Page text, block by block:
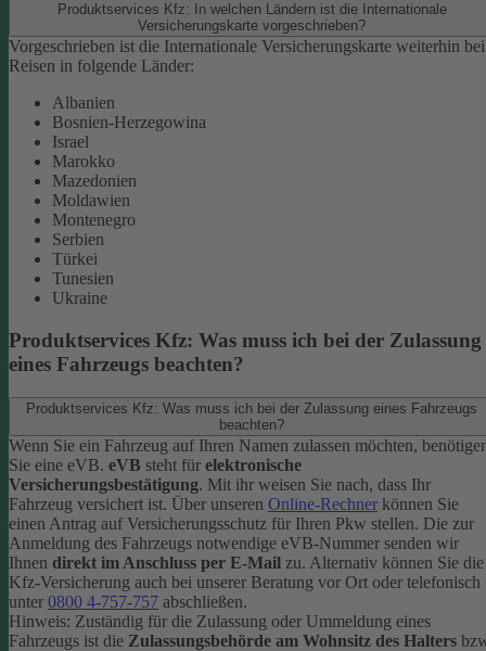
Produktservices Kfz: In welchen Ländern ist die Internationale
Versicherungskarte vorgeschrieben?
Vorgeschrieben ist die Internationale Versicherungskarte weiterhin bei
Reisen in folgende Länder:
Albanien
Bosnien-Herzegowina
Israel
Marokko
Mazedonien
Moldawien
Montenegro
Serbien
Türkei
Tunesien
Ukraine
Produktservices Kfz: Was muss ich bei der Zulassung
eines Fahrzeugs beachten?
Produktservices Kfz: Was muss ich bei der Zulassung eines Fahrzeugs
beachten?
Wenn Sie ein Fahrzeug auf Ihren Namen zulassen möchten,
Sie eine eVB. eVB steht für elektronische
Versicherungsbestätigung. Mit ihr weisen Sie nach, dass Ihr
Fahrzeug versichert ist. Über unseren Online-Rechner können Sie
einen Antrag auf Versicherungsschutz für Ihren Pkw stellen. Die zur
Anmeldung des Fahrzeugs notwendige eVB-Nummer senden wir
Ihnen direkt im Anschluss per E-Mail zu. Alternativ können Sie die
Kfz-Versicherung auch bei unserer Beratung vor Ort oder telefonisch
unter 0800 4-757-757 abschließen.
Hinweis: Zuständig für die Zulassung oder Ummeldung eines
Fahrzeugs ist die Zulassungsbehörde am Wohnsitz des Halters